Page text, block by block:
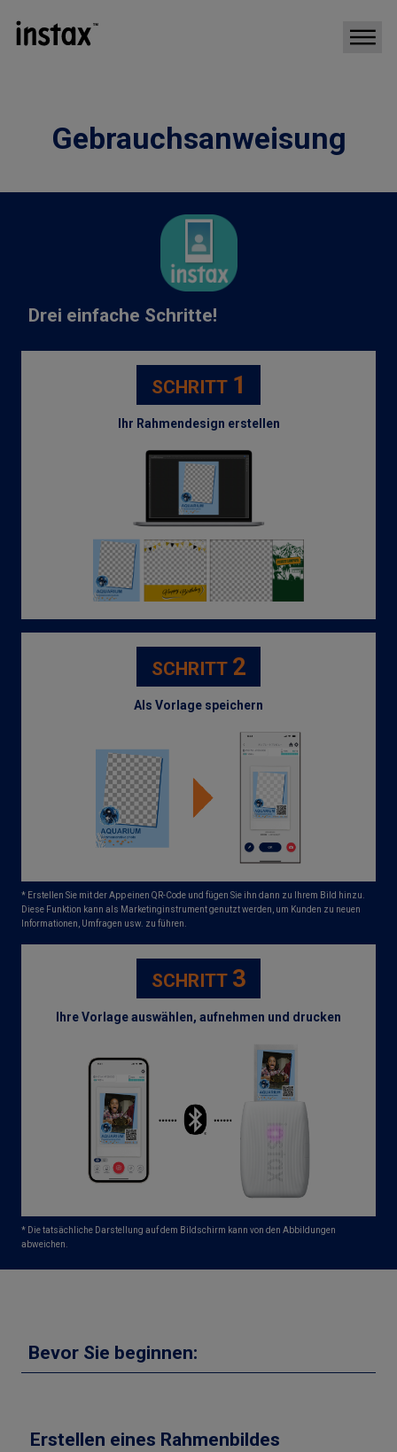
Gebrauchsanweisung
Drei einfache Schritte!
SCHRITT 1
Ihr Rahmendesign erstellen
SCHRITT 2
Als Vorlage speichern
* Erstellen Sie mit der App einen QR-Code und fügen Sie ihn dann zu Ihrem Bild hinzu.
Diese Funktion kann als Marketinginstrument genutzt werden, um Kunden zu neuen
Informationen, Umfragen usw. zu führen.
SCHRITT 3
Ihre Vorlage auswählen, aufnehmen und drucken
* Die tatsächliche Darstellung auf dem Bildschirm kann von den Abbildungen
abweichen.
Bevor Sie beginnen:
Erstellen eines Rahmenbildes